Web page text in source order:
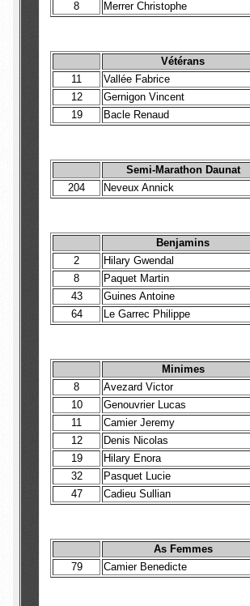
8
Merrer Christophe
Vétérans
11
Vallée Fabrice
12
Gernigon Vincent
19
Bacle Renaud
Semi-Marathon Daunat
204
Neveux Annick
Benjamins
2
Hilary Gwendal
8
Paquet Martin
43
Guines Antoine
64
Le Garrec Philippe
Minimes
8
Avezard Victor
10
Genouvrier Lucas
11
Camier Jeremy
12
Denis Nicolas
19
Hilary Enora
32
Pasquet Lucie
47
Cadieu Sullian
As Femmes
79
Camier Benedicte